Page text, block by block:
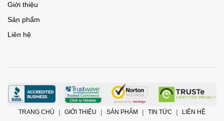
Giới thiệu
Sản phẩm
Liên hệ
TRANG CHỦ GIỚI THIỆU SẢN PHẨM TIN TỨC LIÊN HỆ